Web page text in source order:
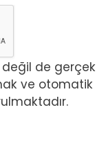
değil de gerçek
ve otomatik